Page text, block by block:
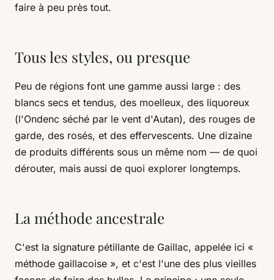
faire à peu près tout.
Tous les styles, ou presque
Peu de régions font une gamme aussi large : des
blancs secs et tendus, des moelleux, des liquoreux
(l'Ondenc séché par le vent d'Autan), des rouges de
garde, des rosés, et des effervescents. Une dizaine
de produits différents sous un même nom — de quoi
dérouter, mais aussi de quoi explorer longtemps.
La méthode ancestrale
C'est la signature pétillante de Gaillac, appelée ici «
méthode gaillacoise », et c'est l'une des plus vieilles